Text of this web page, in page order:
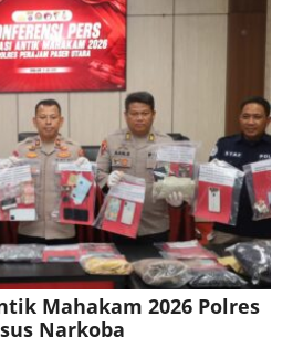
Mahakam 2026 Polres
Narkoba